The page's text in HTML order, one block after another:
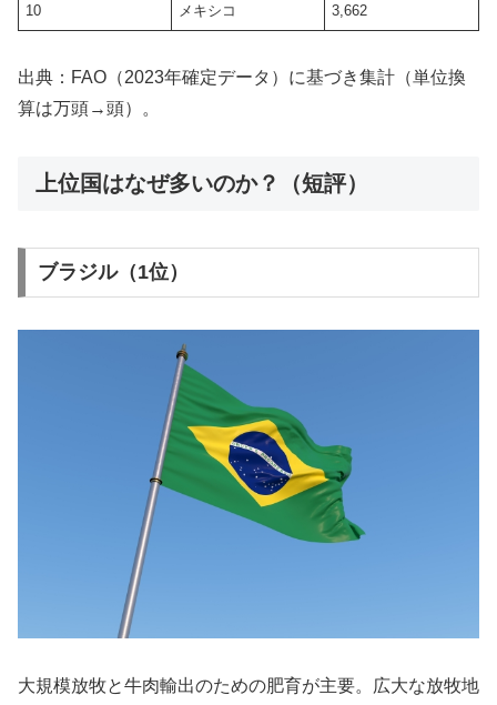
10 メキシコ 3,662
出典：FAO（2023年確定データ）に基づき集計（単位換
算は万頭→頭）。
上位国はなぜ多いのか？（短評）
ブラジル（1位）
大規模放牧と牛肉輸出のための肥育が主要。広大な放牧地